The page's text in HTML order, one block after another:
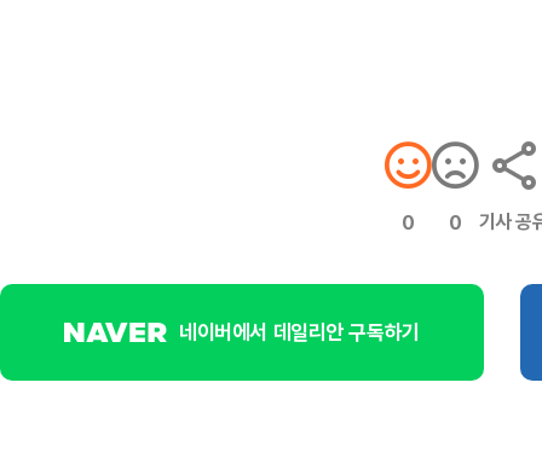
0 0 기사 공
네이버에서 데일리안 구독하기